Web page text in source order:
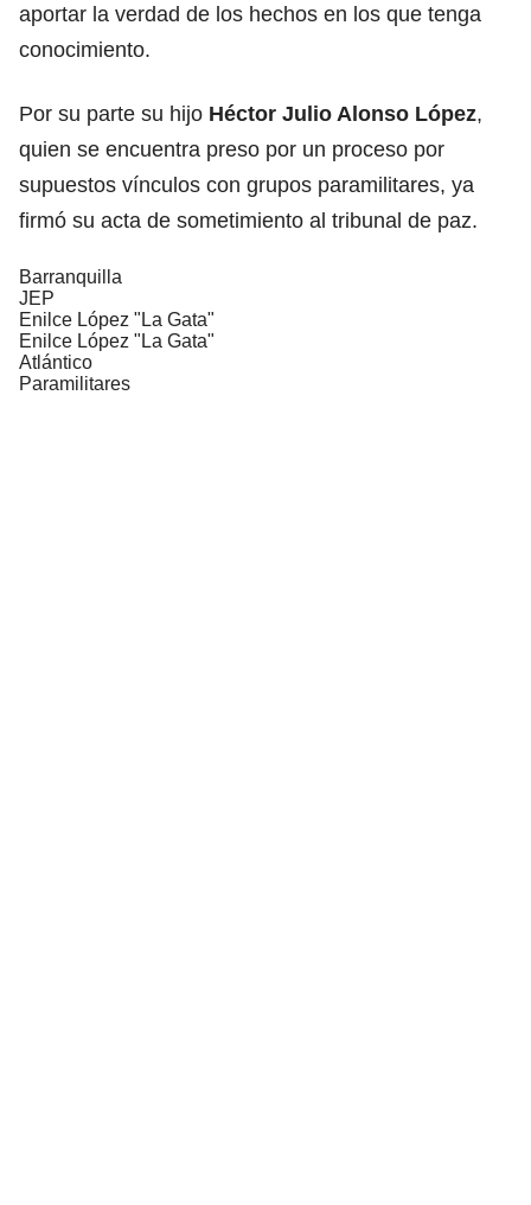
aportar la verdad de los hechos en los que tenga
conocimiento.
Por su parte su hijo Héctor Julio Alonso López,
quien se encuentra preso por un proceso por
supuestos vínculos con grupos paramilitares, ya
firmó su acta de sometimiento al tribunal de paz.
Barranquilla
JEP
Enilce López "La Gata"
Enilce López "La Gata"
Atlántico
Paramilitares